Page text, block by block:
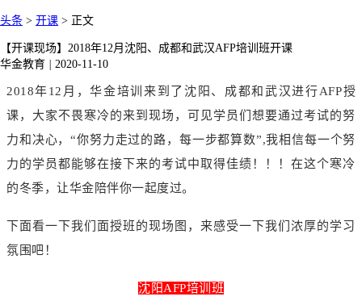
头条 > 开课 > 正文
【开课现场】2018年12月沈阳、成都和武汉AFP培训班开课
华金教育
2020-11-10
2018年12月，华金培训来到了沈阳、成都和武汉进行AFP授
课，大家不畏寒冷的来到现场， 可见学员们想要通过考试的努
力和决心，“你努力走过的路，每一步都算数”,我相信每一个努
力的学员都能够在接下来的考试中取得佳绩！！
！在这个寒冷
的冬季，让华金陪伴你一起度过。
下面看一下我们面授班的现场图，来感受一下我们浓厚的学习
氛围吧！
沈阳AFP培训班